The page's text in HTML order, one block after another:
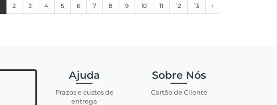
2 3 4 5 6 7 8 9 10 11 12 13 ›
Ajuda
Prazos e custos de
entrega
Sobre Nós
Cartão de Cliente